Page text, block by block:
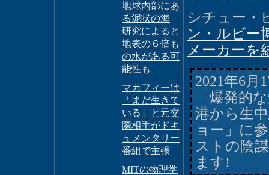
地球内部にあ
る泥状の海
研究によると
地表の６倍も
の水がある可
能性も
マカフィーは
「まだ生きて
いる」と元交
際相手がドキ
ュメンタリー
番組で主張
MITの物理学
シチュー・
ン・ルビー
メーカーを
2021年6月
爆発的な
港から生
ョー」に
ストの陰
ます!